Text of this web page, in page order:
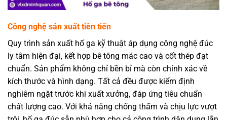
Công nghệ sản xuất tiên tiến
Quy trình sản xuất hố ga kỹ thuật áp dụng công nghệ đúc
ly tâm hiện đại, kết hợp bê tông mác cao và cốt thép đạt
chuẩn. Sản phẩm không chỉ bền bỉ mà còn chính xác về
kích thước và hình dạng. Tất cả đều được kiểm định
nghiêm ngặt trước khi xuất xưởng, đáp ứng tiêu chuẩn
chất lượng cao. Với khả năng chống thấm và chịu lực vượt